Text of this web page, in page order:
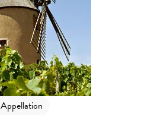
Appellation